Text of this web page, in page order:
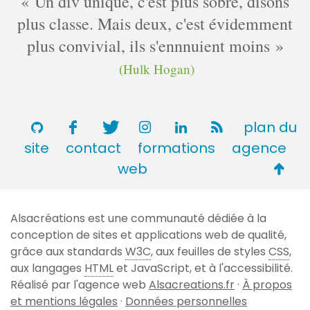
plus classe. Mais deux, c'est évidemment
plus convivial, ils s'ennnuient moins
(Hulk Hogan)
plan du
site
contact formations
agence
web
de
page
Alsacréations est une communauté dédiée à la
conception de sites et applications web de qualité,
grâce aux standards W3C, aux feuilles de styles CSS,
aux langages HTMLet JavaScript, et à l'accessibilité.
Réalisé par l'agence web Alsacreations.fr· À propos
et mentions légales · Données personnelles